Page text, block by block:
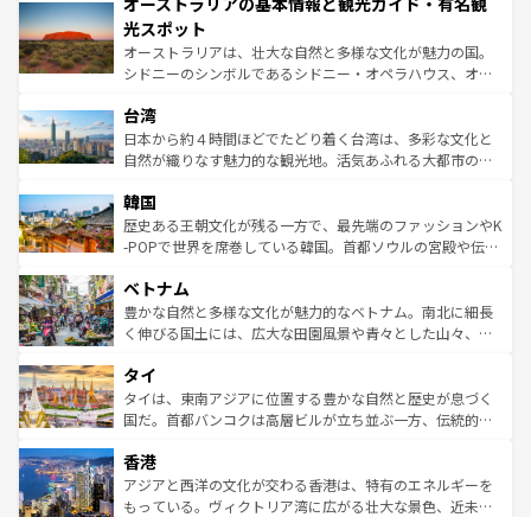
文化が魅力。旅行者はアメリカの各地域で異なる魅力を楽
しみながら、その多様性と豊かな歴史を感じることができ
るだろう。車でのロードトリップや列車の旅も、アメリカ
情報は
ワイ島は見逃せない。また、定番の観光地といえばオアフ
島だが、静かな自然を求めるならマウイ島やカウアイ島が
おすすめ。エメラルドグリーンに輝く海をはじめ、豊かな
文化や歴史が息づいている。「アロハスピリット」と呼ば
人々、おいしいローカルフードやハワイアンミュージッ
ク、伝統的なフラダンスなど、すべてがハワイの魅力を彩
っている。訪れるたびに新しい発見と感動が待っているハ
はコンテンツ一覧
光スポット
オーストラリアは、壮大な自然と多様な文化が魅力の国。
シドニーのシンボルであるシドニー・オペラハウス、オー
リアリーフや大陸中央部にそびえるウルル（エアーズロッ
ク）、タスマニアの美しい原生林やケアンズの熱帯雨林な
ど、見どころがたくさん。また、カフェやワイン、オージ
いる。アクティビティも充実しており、サーフィンやダイ
ビング、ハイキングなど、アウトドア好きにはたまらな
い。オーストラリアの多彩な魅力を存分に味わいつくそ
参照してほしい。
台湾
日本から約４時間ほどでたどり着く台湾は、多彩な文化と
自然が織りなす魅力的な観光地。活気あふれる大都市の台
ン）、静ひつな山岳地帯である台湾東部など、都市の喧騒
と山間の静けさが共存しており、訪れる人に新しい発見と
驚きをもたらしてくれる。また、奥深い台湾の食文化も魅
容にもいいと評判のスイーツなど、バラエティ豊かな料理
が味わえる。 なお、新着の台湾情報は コンテンツ一覧を参
照してほしい。
韓国
歴史ある王朝文化が残る一方で、最先端のファッションやK
-POPで世界を席巻している韓国。首都ソウルの宮殿や伝統
き、地方に足を延ばせば四季折々の自然美を楽しむことが
できる。そして、キムチや焼肉、絶品のストリートフード
まで、さまざまな韓国料理が待っている。夜には、韓国な
リティに包まれながら、韓国の多彩な魅力を心ゆくまで味
わってみてほしい。 なお、新着の韓国情報はコンテンツ一
覧を参照してほしい。
ベトナム
豊かな自然と多様な文化が魅力的なベトナム。南北に細長
く伸びる国土には、広大な田園風景や青々とした山々、世
急速な発展と共に伝統が息づく。ハノイの古い町並みやホ
ーチミン市のフランス統治時代の建物も、独特の雰囲気を
醸し出している。また、バラエティの豊かさとおいしさで
とつ。フォーやバインミー、ベトナムコーヒーなどは、ぜ
ひ現地で味わいたい。どの地域を訪れてもあたたかい人々
が旅行者を迎えてくれるので、きっと忘れられない旅にな
タイ
タイは、東南アジアに位置する豊かな自然と歴史が息づく
国だ。首都バンコクは高層ビルが立ち並ぶ一方、伝統的な
の活気が交差している。北部ではチェンマイなどの山岳地
帯で自然と触れ合い、南部ではプーケットやクラビの美し
いビーチでリゾート気分を楽しむことができる。タイ料理
香港
アジアと西洋の文化が交わる香港は、特有のエネルギーを
もっている。ヴィクトリア湾に広がる壮大な景色、近未来